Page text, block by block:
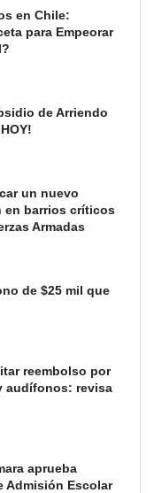
en Chile:
para Empeorar
de Arriendo
un nuevo
en barrios críticos
Armadas
de $25 mil que
reembolso por
audífonos: revisa
aprueba
Admisión Escolar